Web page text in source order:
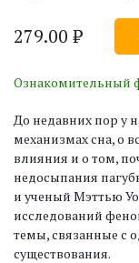
279.00 ₽
Ознакомительный
До недавних пор у
механизмах сна, о
влияния и о том,
недосыпания
и ученый Мэттью
исследований
темы, связанные с
существования.